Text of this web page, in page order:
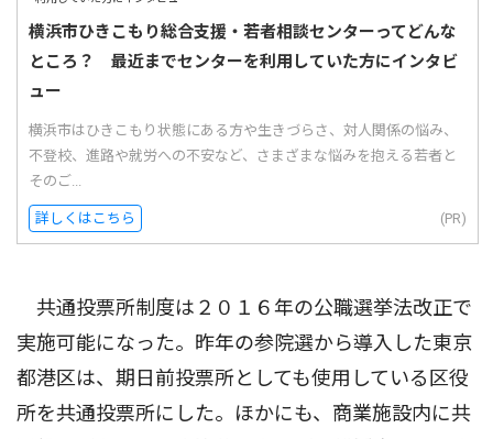
横浜市ひきこもり総合支援・若者相談センターってどんな
ところ？ 最近までセンターを利用していた方にインタビ
ュー
横浜市はひきこもり状態にある方や生きづらさ、対人関係の悩み、
不登校、進路や就労への不安など、さまざまな悩みを抱える若者と
そのご...
詳しくはこちら (PR)
共通投票所制度は２０１６年の公職選挙法改正で
実施可能になった。昨年の参院選から導入した東京
都港区は、期日前投票所としても使用している区役
所を共通投票所にした。ほかにも、商業施設内に共